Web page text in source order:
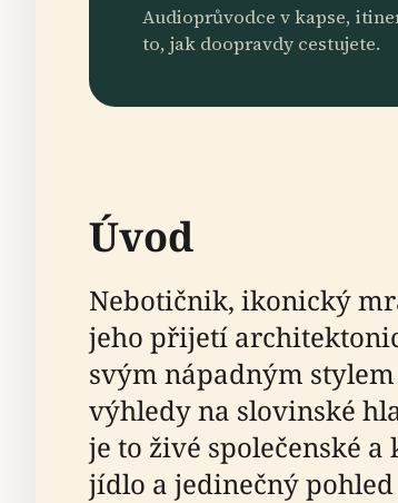
Audioprůvodce v kapse,
to, jak doopravdy cestujete.
Úvod
Nebotičnik, ikonický
jeho přijetí
svým nápadným
výhledy na slovinské
je to živé společenské
jídlo a jedinečný